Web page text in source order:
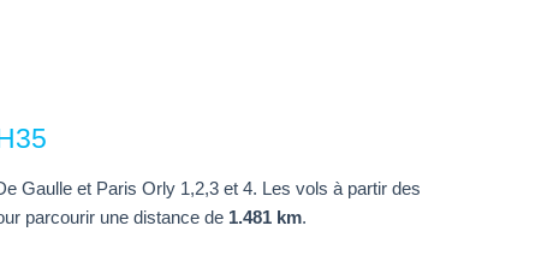
Gaulle et Paris Orly 1,2,3 et 4. Les vols à partir des
parcourir une distance de 1.481 km.